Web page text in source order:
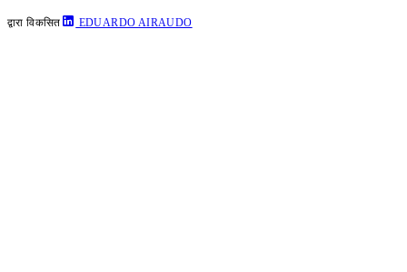
द्वारा विकसित EDUARDO AIRAUDO